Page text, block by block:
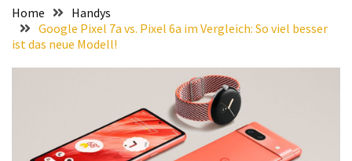
Pixel
und
Google
Home
Handys
Google Pixel 7a vs. Pixel 6a im Vergleich: So viel besser
ist das neue Modell!